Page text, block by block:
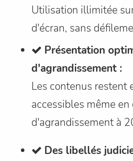
Utilisation illimitée
d'écran, sans
Présentation
d'agrandissement :
Les contenus restent
accessibles même en
d'agrandissement à
Des libellés